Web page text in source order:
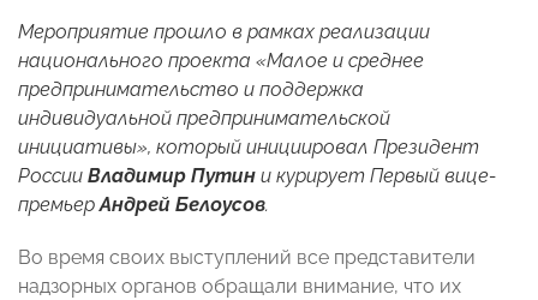
Мероприятие прошло в рамках реализации
национального проекта «Малое и среднее
предпринимательство и поддержка
индивидуальной предпринимательской
инициативы», который инициировал Президент
России Владимир Путин и курирует Первый вице-
премьерАндрей Белоусов.
Во время своих выступлений все представители
надзорных органов обращали внимание, что их